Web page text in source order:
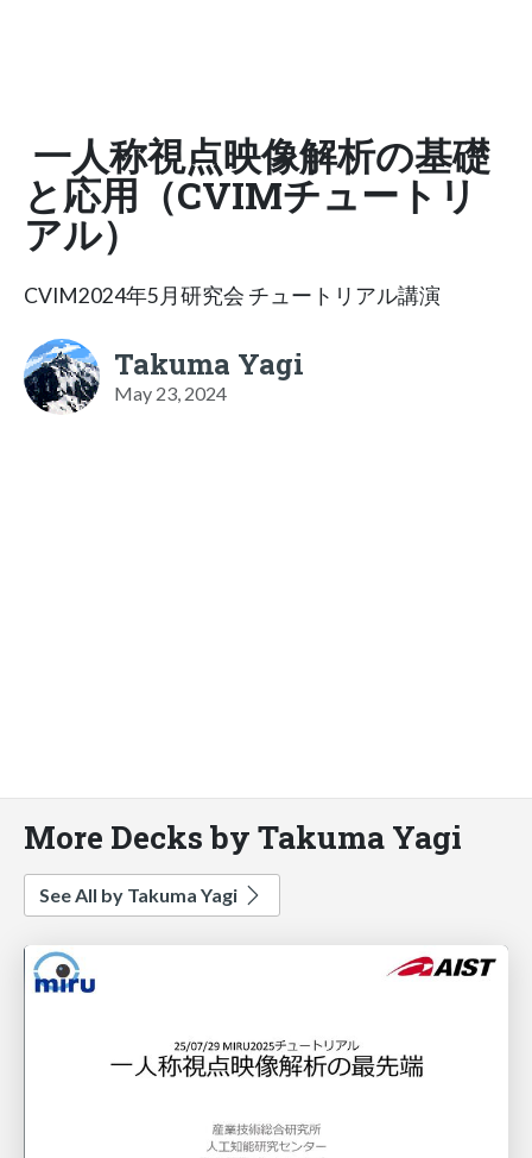
一人称視点映像解析の基礎
と応用（CVIMチュートリ
アル）
CVIM2024年5月研究会 チュートリアル講演
Takuma Yagi
May 23, 2024
More Decks by Takuma Yagi
See All by Takuma Yagi